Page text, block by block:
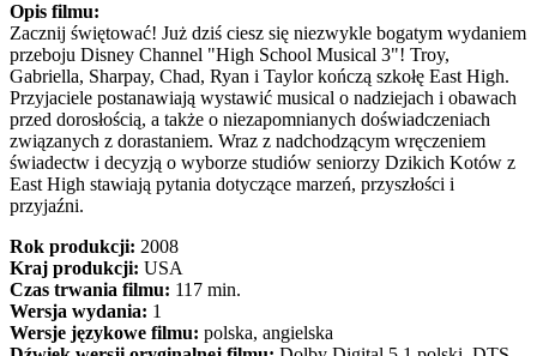
Opis filmu:
Zacznij świętować! Już dziś ciesz się niezwykle bogatym wydaniem
przeboju Disney Channel "High School Musical 3"! Troy,
Gabriella, Sharpay, Chad, Ryan i Taylor kończą szkołę East High.
Przyjaciele postanawiają wystawić musical o nadziejach i obawach
przed dorosłością, a także o niezapomnianych doświadczeniach
związanych z dorastaniem. Wraz z nadchodzącym wręczeniem
świadectw i decyzją o wyborze studiów seniorzy Dzikich Kotów z
East High stawiają pytania dotyczące marzeń, przyszłości i
przyjaźni.
Rok produkcji: 2008
Kraj produkcji: USA
Czas trwania filmu: 117 min.
Wersja wydania: 1
Wersje językowe filmu: polska, angielska